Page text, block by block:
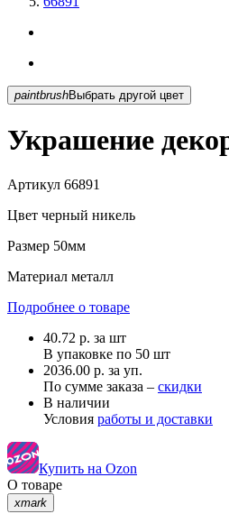
paintbrush Выбрать другой цвет
Украшение
Артикул 66891
Цвет черный никель
Размер 50мм
Материал металл
Подробнее о товаре
40.72 р. за шт
В упаковке по 50 шт
2036.00 р. за уп.
По сумме заказа – скидки
В наличии
Условия работы и доставки
Купить на Ozon
О товаре
xmark